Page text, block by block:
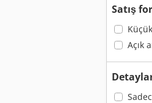
Satış
Açık